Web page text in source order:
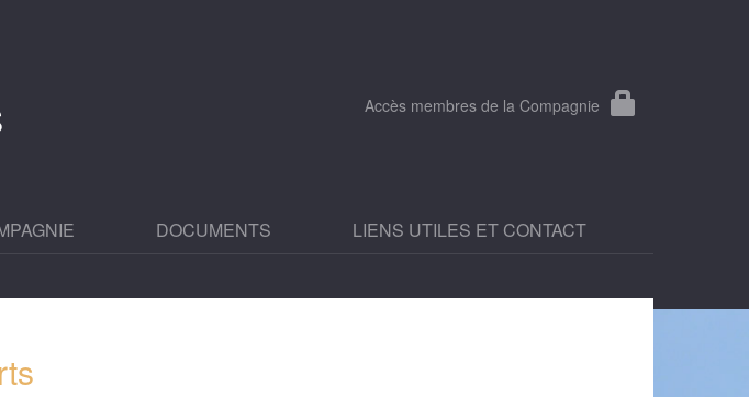
Accès membres de la Compagnie
DOCUMENTS LIENS UTILES ET CONTACT